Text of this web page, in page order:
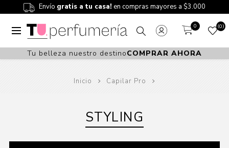
Envío gratis a tu casa! en compras mayores a $3.000
0 0
Tu belleza nuestro destinoCOMPRAR AHORA
Inicio Capilar Pro
STYLING